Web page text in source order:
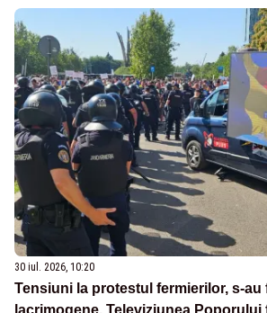
30 iul. 2026, 10:20
Tensiuni la protestul fermierilor, s-au